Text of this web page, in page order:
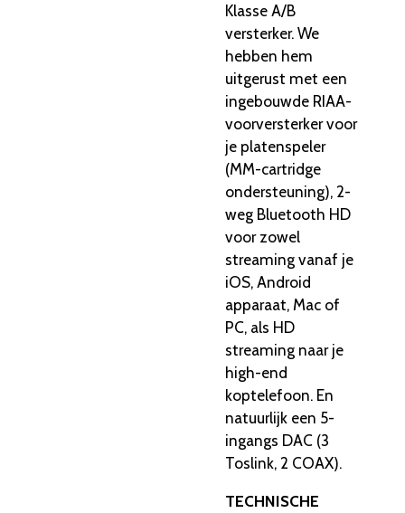
Klasse A/B
versterker. We
hebben hem
uitgerust met een
ingebouwde RIAA-
voorversterker voor
je platenspeler
(MM-cartridge
ondersteuning), 2-
weg Bluetooth HD
voor zowel
streaming vanaf je
iOS, Android
apparaat, Mac of
PC, als HD
streaming naar je
high-end
koptelefoon. En
natuurlijk een 5-
ingangs DAC (3
Toslink, 2 COAX).
TECHNISCHE